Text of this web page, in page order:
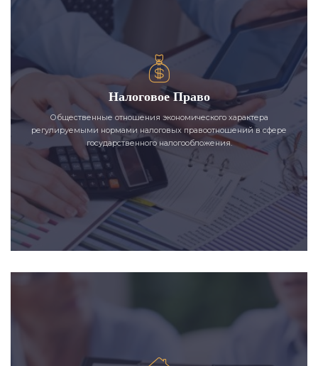
Налоговое Право
Общественные отношения экономического характера
регулируемыми нормами налоговых правоотношений в сфере
государственного налогообложения.